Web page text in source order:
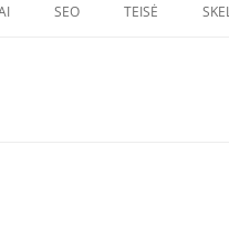
SEO TEISĖ